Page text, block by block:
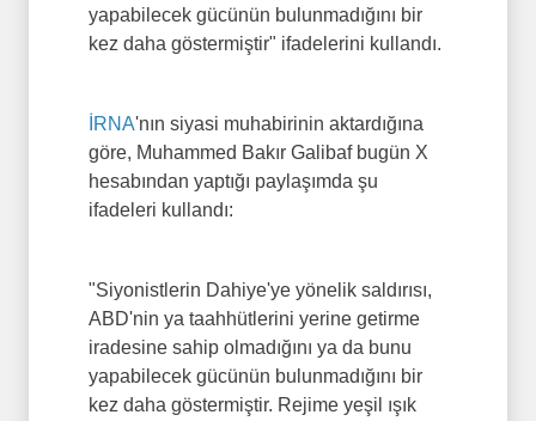
yapabilecek gücünün bulunmadığını bir
kez daha göstermiştir" ifadelerini kullandı.
İRNA'nın siyasi muhabirinin aktardığına
göre, Muhammed Bakır Galibaf bugün X
hesabından yaptığı paylaşımda şu
ifadeleri kullandı:
"Siyonistlerin Dahiye'ye yönelik saldırısı,
ABD'nin ya taahhütlerini yerine getirme
iradesine sahip olmadığını ya da bunu
yapabilecek gücünün bulunmadığını bir
kez daha göstermiştir. Rejime yeşil ışık